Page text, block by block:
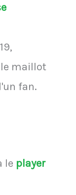
maillot
fan.
le player